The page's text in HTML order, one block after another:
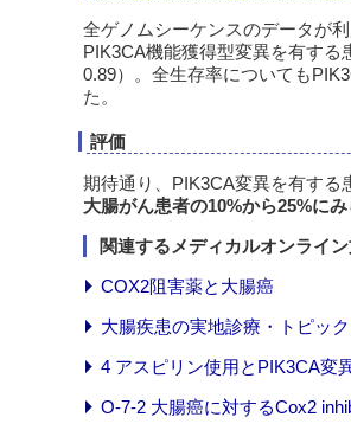
全ゲノムシーケンスのデータが
PIK3CA機能獲得型変異を有す
0.89）。全生存率についても
た。
評価
期待通り、PIK3CA変異を有する
大腸がん患者の10%から25%に
関連するメディカルオンライ
COX2阻害薬と大腸癌
大腸疾患の実地診療・トピッ
4 アスピリン使用とPIK3CA変
O-7-2 大腸癌に対するCox2